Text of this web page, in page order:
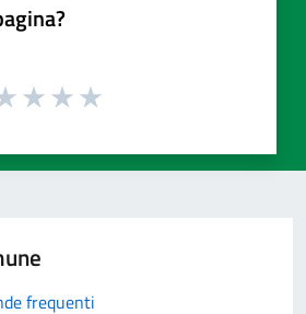
frequenti